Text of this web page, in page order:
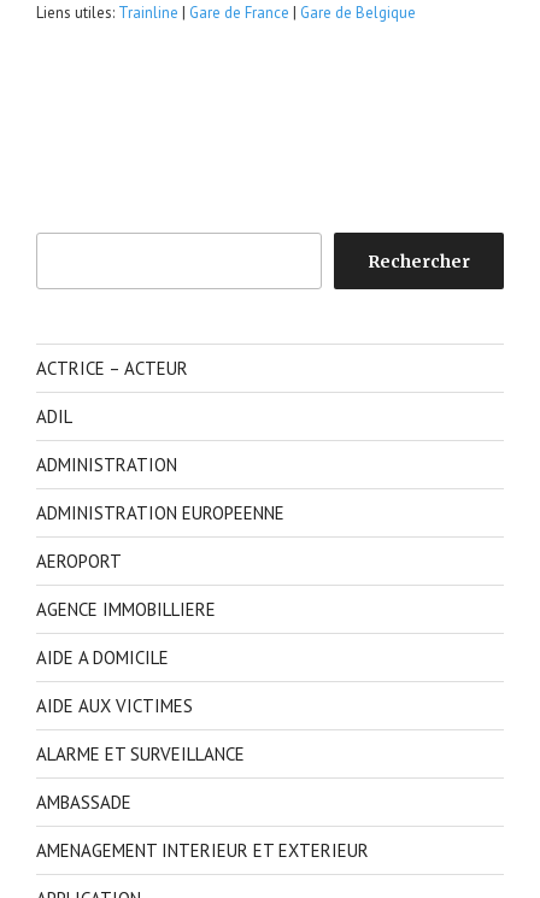
Liens utiles: Trainline | Gare de France | Gare de Belgique
Rechercher
ACTRICE – ACTEUR
ADIL
ADMINISTRATION
ADMINISTRATION EUROPEENNE
AEROPORT
AGENCE IMMOBILLIERE
AIDE A DOMICILE
AIDE AUX VICTIMES
ALARME ET SURVEILLANCE
AMBASSADE
AMENAGEMENT INTERIEUR ET EXTERIEUR